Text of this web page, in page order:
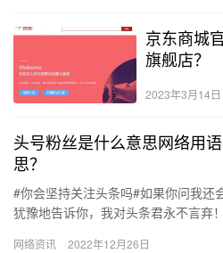
京东商城
旗舰店？
2023年3月14日
头号粉丝是什么意思网络用
思？
#你会坚持关注头条吗#如果你问我还
犹豫地告诉你，我对头条君永不言弃
网络资讯 2022年12月26日